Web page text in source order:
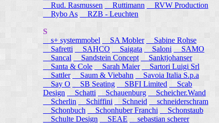
Rud. Rasmussen
Ruttimann
RVW Production
Rybo As
RZB - Leuchten
S
s+ systemmobel
SA Mobler
Sabine Rohse
Safretti
SAHCO Saigata Saloni
SAMO
Sancal
Sandstein Concept
Sanktjohanser
Santa & Cole
Sarah Maier
Sartori Luigi Srl
Sattler
Saum & Viebahn
Savoia Italia S.p.a
Say O
SB Seating SBFI Limited
Scab
Design
Schatti Schauenburg
Scheicher.Wand
Scherlin
Schiffini Schneid
schneiderschram
Schonbuch
Schonhuber Franchi
Schonstaub
Schulte Design
SEAE
sebastian scherer